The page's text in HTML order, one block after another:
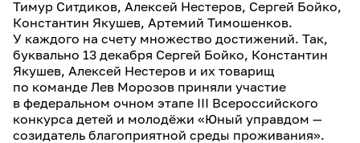
Тимур Ситдиков, Алексей Нестеров, Сергей Бойко,
Константин Якушев, Артемий Тимошенков.
У каждого на счету множество достижений. Так,
буквально 13 декабря Сергей Бойко, Константин
Якушев, Алексей Нестеров и их товарищ
по команде Лев Морозов приняли участие
в федеральном очном этапе III Всероссийского
конкурса детей и молодёжи «Юный управдом —
созидатель благоприятной среды проживания».